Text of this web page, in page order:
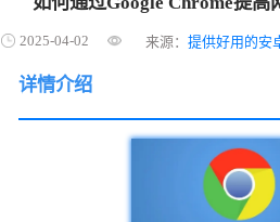
2025-04-02 来源： 提供好用的安
详情介绍